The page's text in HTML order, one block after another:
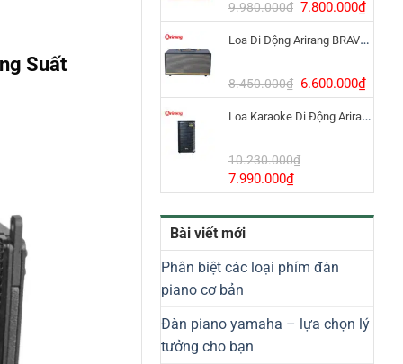
8.800.000₫.
9.980.000₫ Giá
gốc
là:
7.800.000₫Giá
hiện
tại
Loa Di Động Arirang BRAVO 8 800W Có Micro
8.450.000₫ Giá
gốc
là:
6.600.000₫Giá
hiện
tại
Loa Karaoke Di Động Arirang EDGE-X Model I
10.230.000₫
Giá
gốc
là:
10.230.000₫.
7.990.000₫Giá
hiện
tại
7.990.000₫.
Bài viết mới
Phân biệt các loại phím đàn
piano cơ bản
Đàn piano yamaha – lựa chọn lý
tưởng cho bạn
Suất